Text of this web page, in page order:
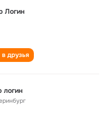
Логин
друзья
логин